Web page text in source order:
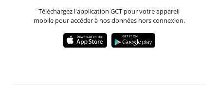
Téléchargez l'application GCT pour votre appareil
mobile pour accéder à nos données hors connexion.